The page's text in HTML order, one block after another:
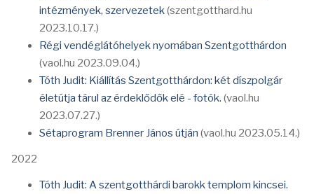
intézmények, szervezetek(szentgotthard.hu
2023.10.17.)
Régi vendéglátóhelyek nyomában Szentgotthárdon
(vaol.hu 2023.09.04.)
Tóth Judit: Kiállítás Szentgotthárdon: két díszpolgár
életútja tárul az érdeklődők elé - fotók. (vaol.hu
2023.07.27.)
Sétaprogram Brenner János útján (vaol.hu 2023.05.14.)
2022
Tóth Judit: A szentgotthárdi barokk templom kincsei.